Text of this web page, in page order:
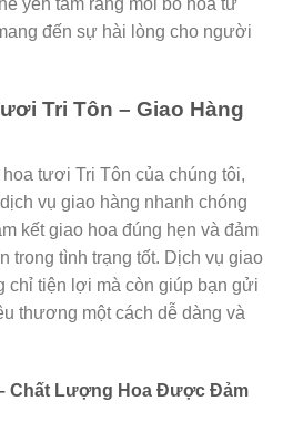
yên tâm rằng mỗi bó hoa từ
đến sự hài lòng cho người
Tri Tôn – Giao Hàng
tươi Tri Tôn của chúng tôi,
vụ giao hàng nhanh chóng
kết giao hoa đúng hẹn và đảm
trong tình trạng tốt. Dịch vụ giao
chỉ tiện lợi mà còn giúp bạn gửi
thương một cách dễ dàng và
Chất Lượng Hoa Được Đảm